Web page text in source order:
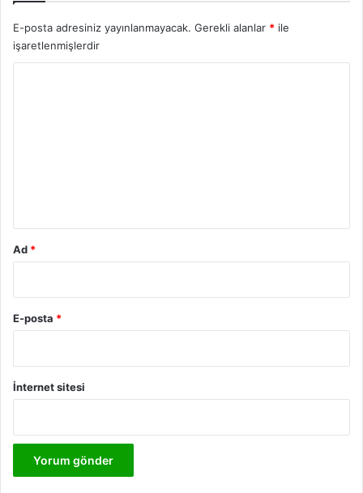
E-posta adresiniz yayınlanmayacak. Gerekli alanlar * ile
işaretlenmişlerdir
Ad *
E-posta *
İnternet sitesi